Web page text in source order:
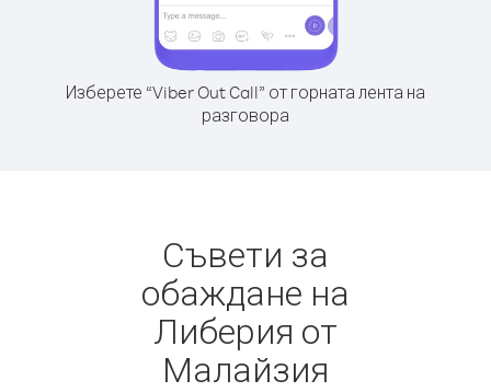
Изберете “Viber Out Call” от горната лента на
разговора
Съвети за
обаждане на
Либерия от
Малайзия